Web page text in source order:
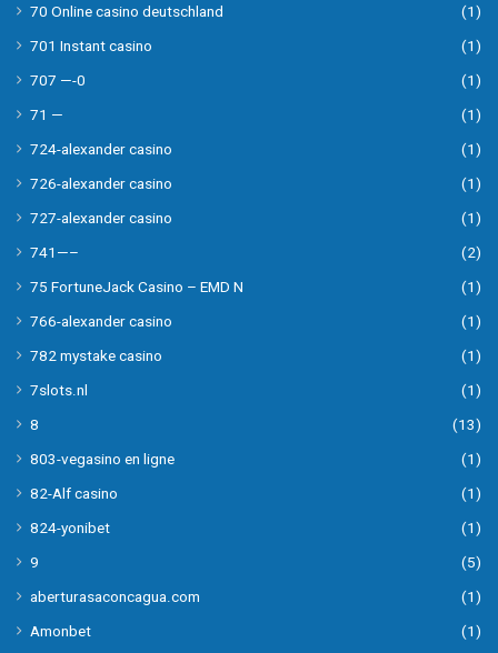
70 Online casino deutschland
(1)
701 Instant casino
(1)
707 —-0
(1)
71 —
(1)
724-alexander casino
(1)
726-alexander casino
(1)
727-alexander casino
(1)
741—–
(2)
75 FortuneJack Casino – EMD N
(1)
766-alexander casino
(1)
782 mystake casino
(1)
7slots.nl
(1)
8
(13)
803-vegasino en ligne
(1)
82-Alf casino
(1)
824-yonibet
(1)
9
(5)
aberturasaconcagua.com
(1)
Amonbet
(1)